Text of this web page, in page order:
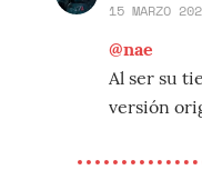
15 MARZO
@nae
Al ser su
versión